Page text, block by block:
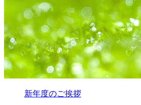
新年度のご挨拶